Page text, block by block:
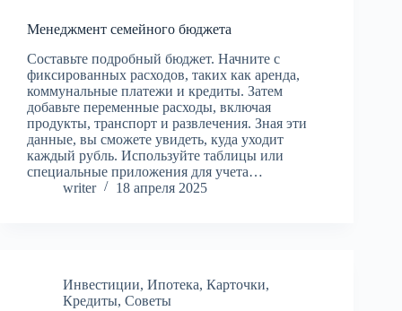
Менеджмент семейного бюджета
Составьте подробный бюджет. Начните с
фиксированных расходов, таких как аренда,
коммунальные платежи и кредиты. Затем
добавьте переменные расходы, включая
продукты, транспорт и развлечения. Зная эти
данные, вы сможете увидеть, куда уходит
каждый рубль. Используйте таблицы или
специальные приложения для учета…
writer
18 апреля 2025
Инвестиции, Ипотека, Карточки,
Кредиты, Советы